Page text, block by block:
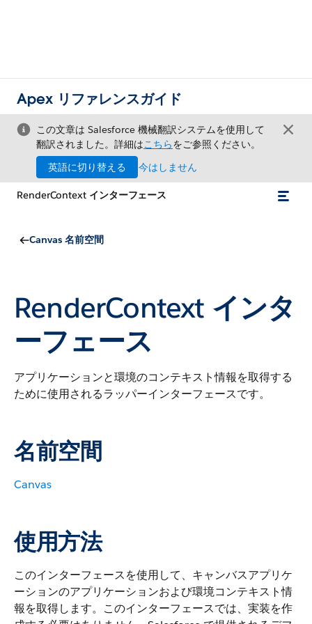
Apex リファレンスガイド
この文章は Salesforce 機械翻訳システムを使用して
翻訳されました。詳細はこちらをご参照ください。
英語に切り替える
今はしません
RenderContext インターフェース
Canvas 名前空間
RenderContext インタ
ーフェース
アプリケーションと環境のコンテキスト情報を取得する
ために使用されるラッパーインターフェースです。
名前空間
Canvas
使用方法
このインターフェースを使用して、キャンバスアプリケ
ーションのアプリケーションおよび環境コンテキスト情
報を取得します。このインターフェースでは、実装を作